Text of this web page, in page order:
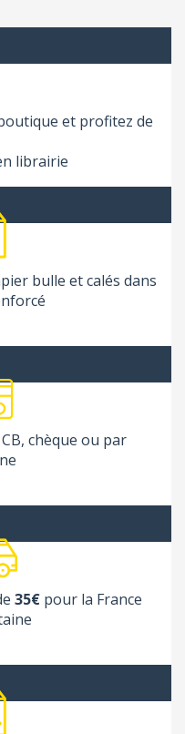
et profitez de
librairie
bulle et calés dans
chèque ou par
35€pour la France